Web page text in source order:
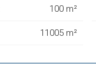
100 m²
11005 m²